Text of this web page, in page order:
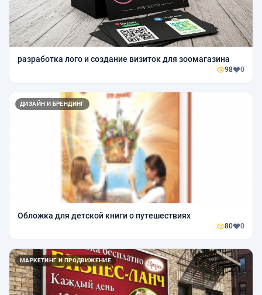
разработка лого и создание визиток для зоомагазина
98 0
ДИЗАЙН И БРЕНДИНГ
Обложка для детской книги о путешествиях
80 0
МАРКЕТИНГ И ПРОДВИЖЕНИЕ